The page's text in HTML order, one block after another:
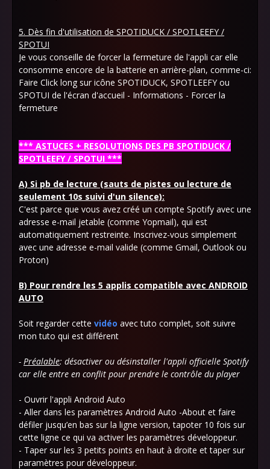
5. Dès fin d'utilisation de SPOTIDUCK / SPOTLEEFY /
SPOTUI
Je vous conseille de forcer la fermeture de l'appli car elle
consomme encore de la batterie en arrière-plan, comme-ci:
Faire Click long sur icône SPOTIDUCK, SPOTLEEFY ou
SPOTUI de l'écran d'accueil - Informations - Forcer la
fermeture
*** ASTUCES + RESOLUTIONS DES PB SPOTIDUCK /
SPOTLEEFY / SPOTUI ***
A) Si pb de lecture (sauts de pistes ou lecture de
seulement 10s suivi d'un silence):
C'est parce que vous avez créé un compte Spotify avec une
adresse e-mail jetable (comme Yopmail), qui est
automatiquement restreinte. Inscrivez-vous simplement
avec une adresse e-mail valide (comme Gmail, Outlook ou
Proton)
B) Pour rendre les 5 applis compatible avec ANDROID
AUTO
Soit regarder cette vidéo avec tuto complet, soit suivre
mon tuto qui est différent
- Préalable: désactiver ou désinstaller l'appli officielle Spotify
car elle entre en conflit pour prendre le contrôle du player
- Ouvrir l'appli Android Auto
- Aller dans les paramètres Android Auto -About et faire
défiler jusqu’en bas sur la ligne version, tapoter 10 fois sur
cette ligne ce qui va activer les paramètres développeur.
- Taper sur les 3 petits points en haut à droite et taper sur
paramètres pour développeur.